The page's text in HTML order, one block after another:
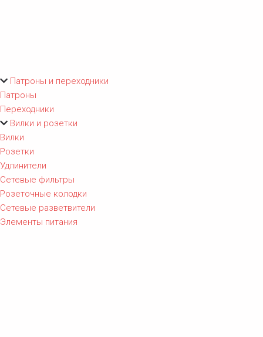
Патроны и переходники
Патроны
Переходники
Вилки и розетки
Вилки
Розетки
Удлинители
Сетевые фильтры
Розеточные колодки
Сетевые разветвители
Элементы питания